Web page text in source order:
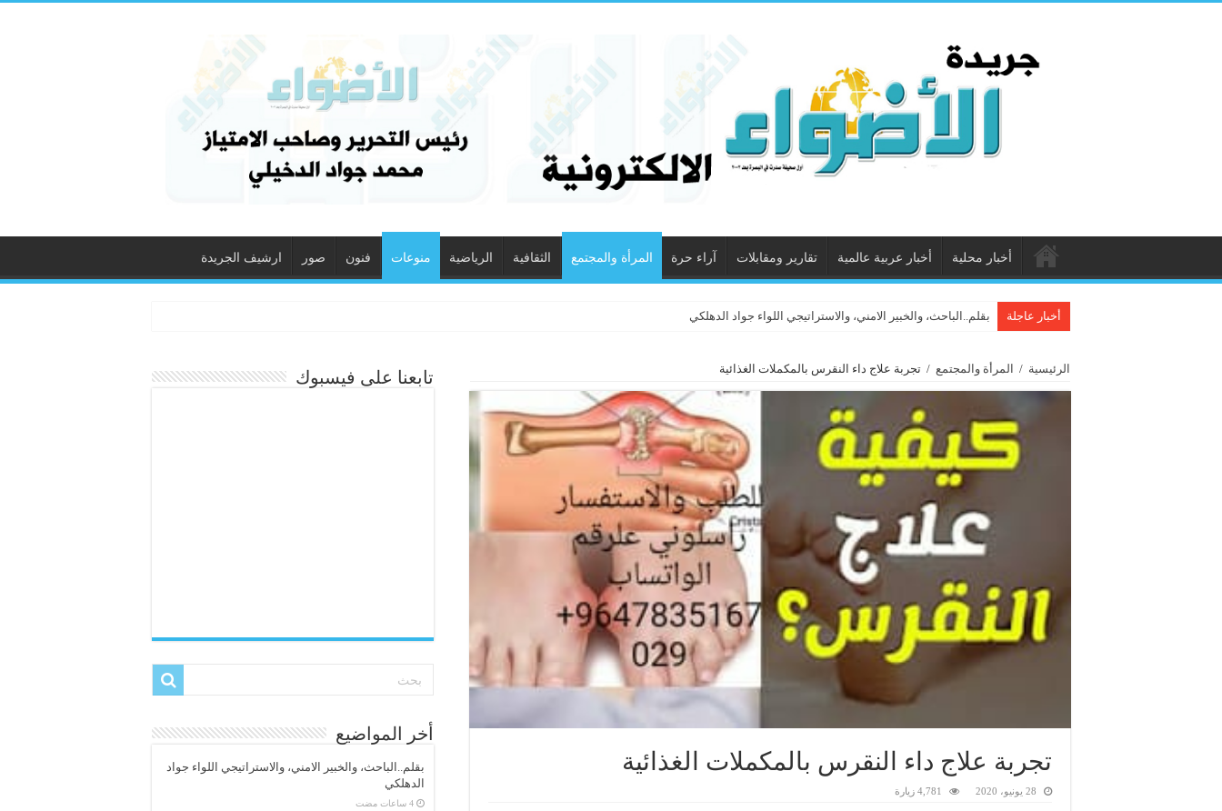
أخبار محلية أخبار عربية عالمية تقارير ومقابلات آراء حرة المرأة والمجتمع الثقافية الرياضية منوعات فنون صور ارشيف الجريدة
أخبار عاجلة بقلم..الباحث، والخبير الامني، والاستراتيجي اللواء جواد الدهلكي
الرئيسية / المرأة والمجتمع / تجربة علاج داء النقرس بالمكملات الغذائية
تجربة علاج داء النقرس بالمكملات الغذائية
28 يونيو، 2020 4,781 زيارة
تابعنا على فيسبوك
أخر المواضيع
بقلم..الباحث، والخبير الامني، والاستراتيجي اللواء جواد
الدهلكي